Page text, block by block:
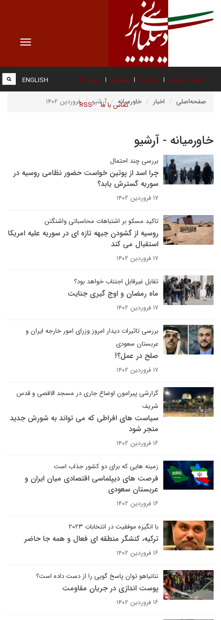
Toggle
صفحه نخست درباره ما عضویت پیوند ها
تماس با ما RSS
ENGLISH
صفحه‌اصلی اخبار خاورمیانه آرشیو فروردین ۱۴۰۲
خاورمیانه - آرشیو
بررسی چند احتمال
چرا اسد از پوتین خواست حضور نظامی روسیه در
سوریه گسترش یابد؟
۱۷ فروردین ۱۴۰۲
تاکید مسکو بر اشتباهات محاسباتی واشنگتن
روسیه از گشودن جبهه تازه ای در سوریه علیه امریکا
استقبال می کند
۱۷ فروردین ۱۴۰۲
تقابل غیرقابل اجتناب خواهد بود؟
ماه رمضان و اوج گیری جنایت
۱۷ فروردین ۱۴۰۲
بررسی تاثیرات دیدار امروز وزرای امور خارجه ایران و
عربستان سعودی
صلح در عمل؟!
۱۷ فروردین ۱۴۰۲
گزارشی پیرامون اوضاع جاری در مسجد الاقصی و قدس
شریف
سیاست های افراطی که می تواند به شورش جدید
منجر شود
۱۶ فروردین ۱۴۰۲
زمینه هایی که برای دو کشور جذاب است
فرصت های دیپلماسی اقتصادی میان ایران و
عربستان سعودی
۱۶ فروردین ۱۴۰۲
با انگیزه موفقیت در انتخابات ۲۰۲۳
ترکیه، کنشگر منطقه ای فعال و همه جا حاضر
۱۶ فروردین ۱۴۰۲
نتانیاهو توان پاسخ گویی را از دست داده است؟
پوست اندازی در جریان مقاومت
۱۶ فروردین ۱۴۰۲